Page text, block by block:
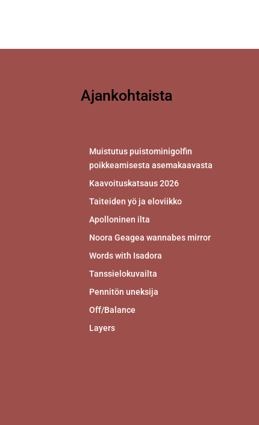
Ajankohtaista
Muistutus puistominigolfin
poikkeamisesta asemakaavasta
Kaavoituskatsaus 2026
Taiteiden yö ja eloviikko
Apolloninen ilta
Noora Geagea wannabes mirror
Words with Isadora
Tanssielokuvailta
Pennitön uneksija
Off/Balance
Layers